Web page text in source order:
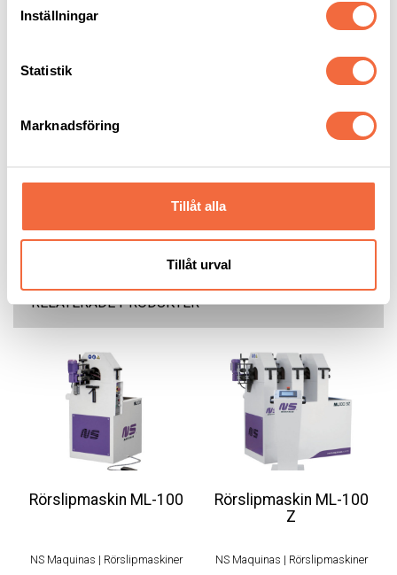
Inställningar
Statistik
Marknadsföring
Tillåt alla
Tillåt urval
RELATERADE PRODUKTER
Rörslipmaskin ML-100
NS Maquinas | Rörslipmaskiner
Rörslipmaskin ML-100
Z
NS Maquinas | Rörslipmaskiner